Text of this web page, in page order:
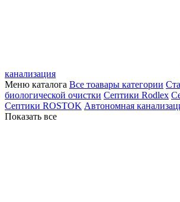
канализация
Меню каталога Все тоавары категории
биологической очистки Септики Rodlex
Септики ROSTOK Автономная
Показать все